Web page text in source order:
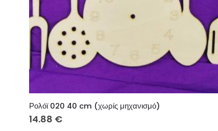
Ρολόϊ 020 40 cm (χωρίς μηχανισμό)
14.88 €